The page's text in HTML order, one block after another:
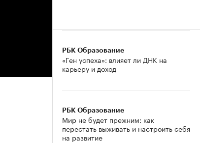
РБК Образование
«Ген успеха»: влияет ли ДНК на
карьеру и доход
РБК Образование
Мир не будет прежним: как
перестать выживать и настроить себя
на развитие